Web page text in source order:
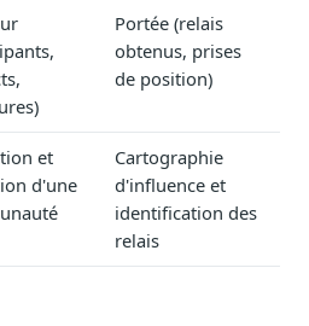
Portée (relais
obtenus, prises
de position)
et
d'une
Cartographie
d'influence et
identification des
relais